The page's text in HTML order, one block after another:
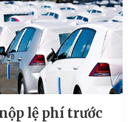
lệ phí trước